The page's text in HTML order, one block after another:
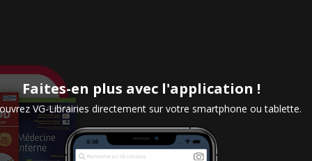
Faites-en plus avec l'application !
VG-Librairies directement sur votre smartphone ou tablette.